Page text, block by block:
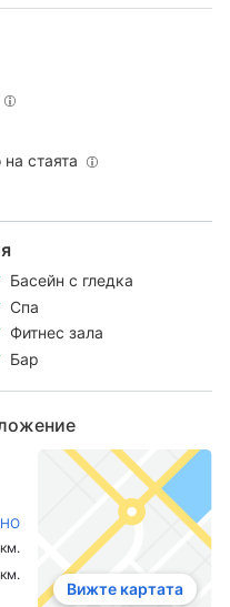
стаята
Басейн с гледка
Спа
Фитнес зала
Бар
Вижте картата